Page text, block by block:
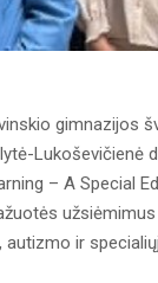
gimnazijos
Lukoševičienė
– A Special
ir